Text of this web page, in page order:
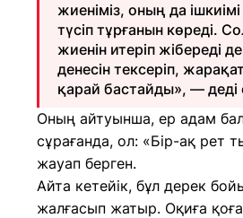
жиеніміз, оның да
түсіп тұрғанын көреді.
жиенін итеріп жібереді
денесін тексеріп,
қарай бастайды», — деді
Оның айтуынша, ер адам
сұрағанда, ол: «Бір-ақ рет
жауап берген.
Айта кетейік, бұл дерек
жалғасып жатыр. Оқиға